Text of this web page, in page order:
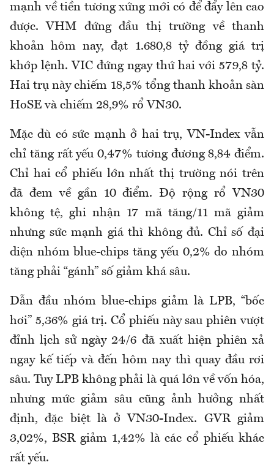
mạnh về tiền tương xứng mới có để đẩy lên cao
được. VHM đứng đầu thị trường về thanh
khoản hôm nay, đạt 1.680,8 tỷ đồng giá trị
khớp lệnh. VIC đứng ngay thứ hai với 579,8 tỷ.
Hai trụ này chiếm 18,5% tổng thanh khoản sàn
HoSE và chiếm 28,9% rổ VN30.
Mặc dù có sức mạnh ở hai trụ, VN-Index vẫn
chỉ tăng rất yếu 0,47% tương đương 8,84 điểm.
Chỉ hai cổ phiếu lớn nhất thị trường nói trên
đã đem về gần 10 điểm. Độ rộng rổ VN30
không tệ, ghi nhận 17 mã tăng/11 mã giảm
nhưng sức mạnh giá thì không đủ. Chỉ số đại
diện nhóm blue-chips tăng yếu 0,2% do nhóm
tăng phải “gánh” số giảm khá sâu.
Dẫn đầu nhóm blue-chips giảm là LPB, “bốc
hơi” 5,36% giá trị. Cổ phiếu này sau phiên vượt
đỉnh lịch sử ngày 24/6 đã xuất hiện phiên xả
ngay kế tiếp và đến hôm nay thì quay đầu rơi
sâu. Tuy LPB không phải là quá lớn về vốn hóa,
nhưng mức giảm sâu cũng ảnh hưởng nhất
định, đặc biệt là ở VN30-Index. GVR giảm
3,02%, BSR giảm 1,42% là các cổ phiếu khác
rất yếu.